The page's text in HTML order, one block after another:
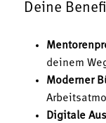
Deine
deinem
Moderner
Digitale